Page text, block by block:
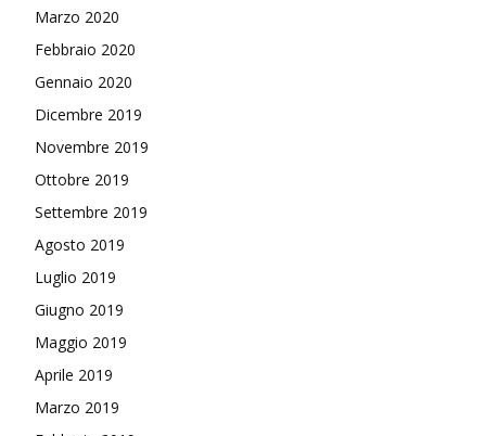
Marzo 2020
Febbraio 2020
Gennaio 2020
Dicembre 2019
Novembre 2019
Ottobre 2019
Settembre 2019
Agosto 2019
Luglio 2019
Giugno 2019
Maggio 2019
Aprile 2019
Marzo 2019